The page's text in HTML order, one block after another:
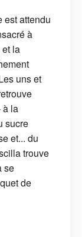
est attendu
à
et la
uns et
à la
sucre
et... du
trouve
se
de